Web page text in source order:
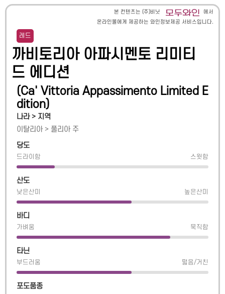
본 컨텐츠는 (주)비닛
에서
온라인몰에게 제공하는 와인정보제공 서비스입니다.
레드
까비토리아 아파시멘토 리미티
드 에디션
(Ca' Vittoria Appassimento Limited E
dition)
나라 > 지역
이탈리아 > 풀리아 주
당도
드라이함 스윗함
산도
낮은산미 높은산미
바디
가벼움 묵직함
타닌
부드러움 떫음/거친
포도품종